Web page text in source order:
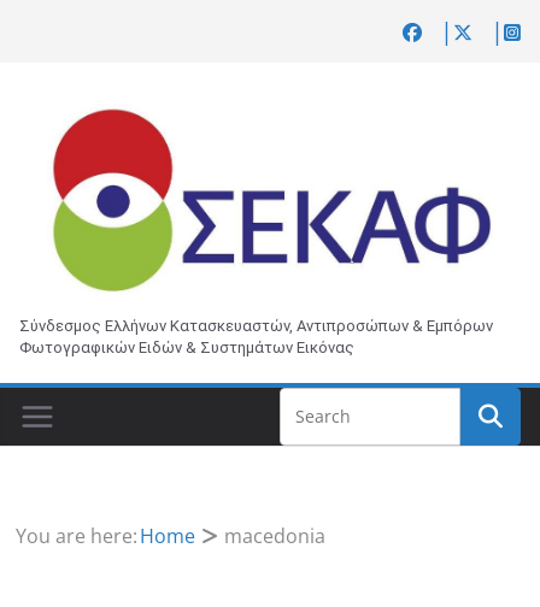
Σύνδεσμος Ελλήνων Κατασκευαστών, Αντιπροσώπων & Εμπόρων
Φωτογραφικών Ειδών & Συστημάτων Εικόνας
You are here:Home macedonia